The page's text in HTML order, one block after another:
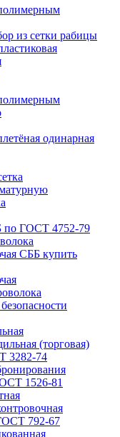
из сетки рабицы
одинарная
ГОСТ 4752-79
СББ купить
(торговая)
3282-74
1526-81
792-67